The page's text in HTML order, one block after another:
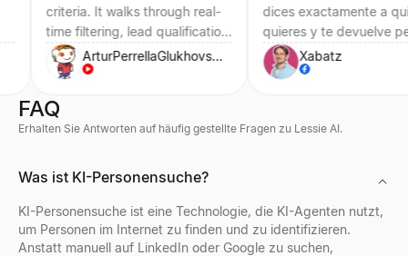
It walks through real-
filtering, lead qualification,
AI-assisted outreach,
research into a ready-
ArturPerrellaGlukhovskyyMarketing
dices exactamente a quién
quieres y te devuelve perfiles
reales en segundos.
Xabatz
FAQ
Erhalten Sie Antworten auf häufig gestellte Fragen zu Lessie AI.
Was ist KI-Personensuche?
KI-Personensuche ist eine Technologie, die KI-Agenten nutzt,
um Personen im Internet zu finden und zu identifizieren.
Anstatt manuell auf LinkedIn oder Google zu suchen,